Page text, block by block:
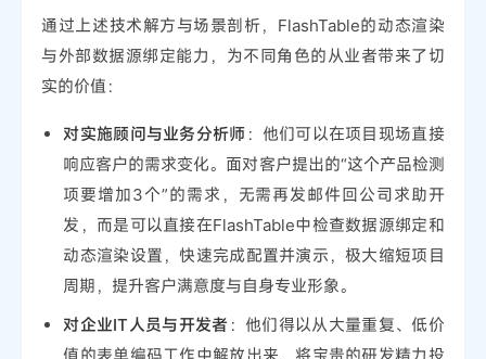
通过上述技术解方与场景剖析，FlashTable的动态渲染
与外部数据源绑定能力，为不同角色的从业者带来了切
实的价值：
对实施顾问与业务分析师 ：他们可以在项目现场直接
响应客户的需求变化。面对客户提出的“这个产品检测
项要增加3个”的需求，无需再发邮件回公司求助开
发，而是可以直接在FlashTable中检查数据源绑定和
动态渲染设置，快速完成配置并演示，极大缩短项目
周期，提升客户满意度与自身专业形象。
对企业IT人员与开发者 ：他们得以从大量重复、低价